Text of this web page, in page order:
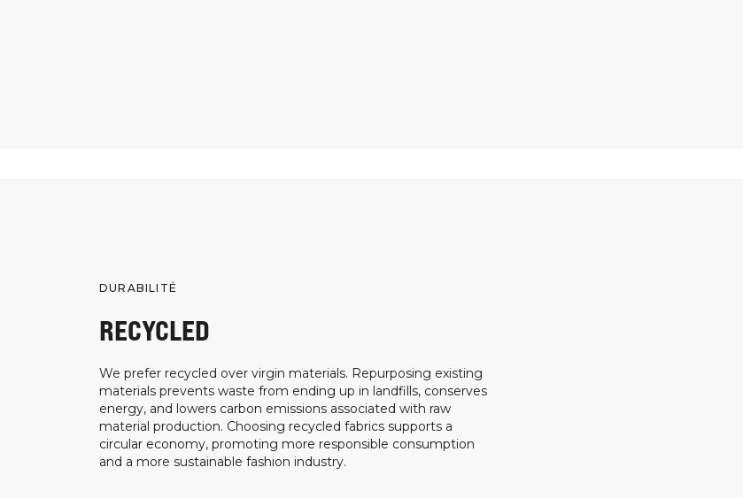
DURABILITÉ
RECYCLED
We prefer recycled over virgin materials. Repurposing existing
materials prevents waste from ending up in landfills, conserves
energy, and lowers carbon emissions associated with raw
material production. Choosing recycled fabrics supports a
circular economy, promoting more responsible consumption
and a more sustainable fashion industry.